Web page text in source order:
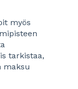
myös
tarkistaa,
maksu